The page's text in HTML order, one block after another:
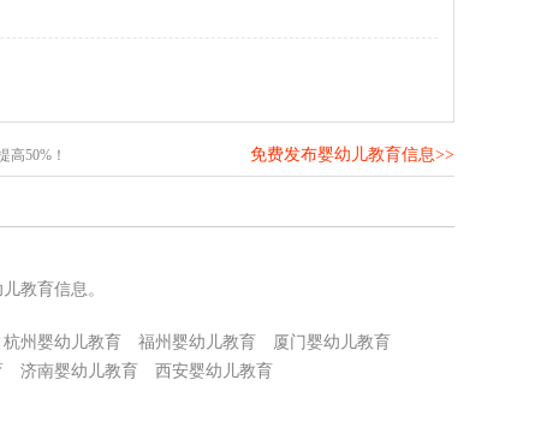
50%！ 免费发布婴幼儿教育信息>>
教育信息。
杭州婴幼儿教育 福州婴幼儿教育
厦门婴幼儿教育
济南婴幼儿教育
西安婴幼儿教育